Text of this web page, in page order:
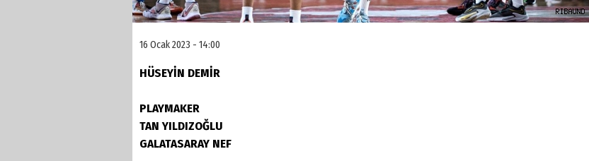
16 Ocak 2023 - 14:00
HÜSEYİN DEMİR
PLAYMAKER
TAN YILDIZOĞLU
GALATASARAY NEF